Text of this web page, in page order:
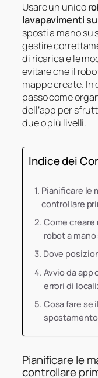
Usare un unico
lavapavimenti
sposti a mano su
gestire
di ricarica e le
evitare che il
mappe create. In
passo come
dell’app per
due o più livelli.
Indice dei
Pianificare le
controllare
Come
robot a
Dove
Avvio da app
errori di
Cosa fare se
spostamento
Pianificare le
controllare